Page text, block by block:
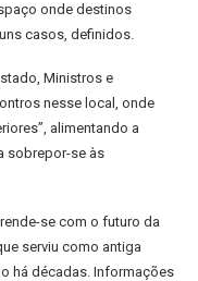
onde destinos
casos, definidos.
Ministros e
nesse local, onde
alimentando a
sobrepor-se às
se com o futuro da
serviu como antiga
há décadas. Informações